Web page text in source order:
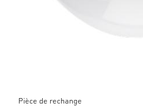
Pièce de rechange